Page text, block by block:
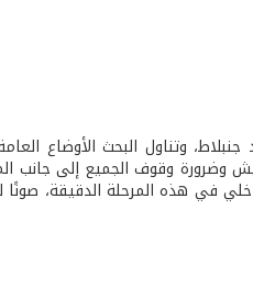
وتناول البحث الأوضاع
وضرورة وقوف الجميع إلى
في هذه المرحلة الدقيقة،